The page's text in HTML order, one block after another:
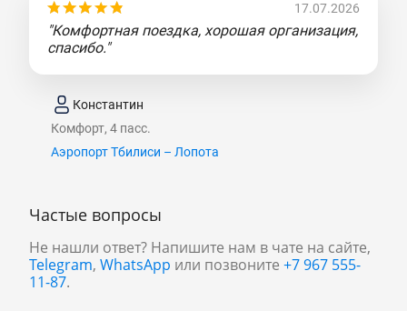
17.07.2026
"Комфортная поездка, хорошая организация,
спасибо."
Константин
Комфорт, 4 пасс.
Аэропорт Тбилиси – Лопота
Частые вопросы
Не нашли ответ? Напишите нам в чате на сайте,
Telegram, WhatsApp или позвоните +7 967 555-
11-87.